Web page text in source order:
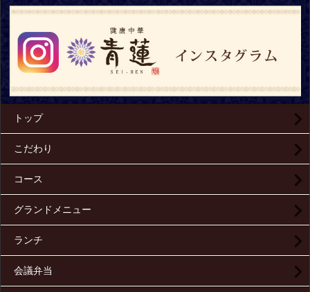
トップ
こだわり
コース
グランドメニュー
ランチ
会議弁当